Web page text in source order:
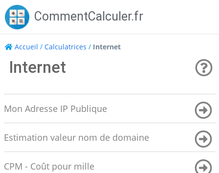
Skip
to
content
CommentCalculer.fr
Accueil / Calculatrices / Internet
Internet
Mon Adresse IP Publique
Estimation valeur nom de domaine
CPM - Coût pour mille